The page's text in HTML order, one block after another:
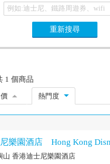
重新搜尋
1 個商品
熱門度
樂園酒店 Hong Kong
山 香港迪士尼樂園酒店